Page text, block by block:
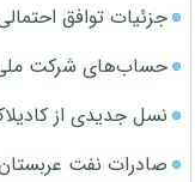
جزئیات توافق
حساب‌های شرکت
نسل جدیدی از
صادرات نفت